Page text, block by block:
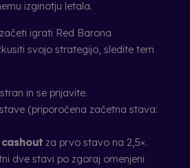
izginotju letala.
igrati Red Barona
svojo strategijo, sledite tem
in se prijavite.
(priporočena začetna stava:
za prvo stavo na 2,5×.
dve stavi po zgoraj omenjeni